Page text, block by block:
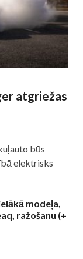
atgriežas
būs
elektrisks
modeļa,
ražošanu (+